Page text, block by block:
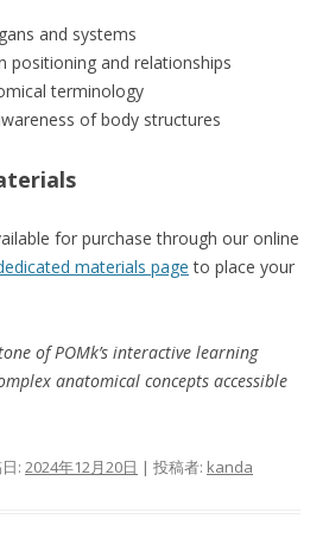
and systems
positioning and relationships
terminology
of body structures
for purchase through our online
materials page to place your
of POMk’s interactive learning
anatomical concepts accessible
: 2024年12月20日 | 投稿者: kanda